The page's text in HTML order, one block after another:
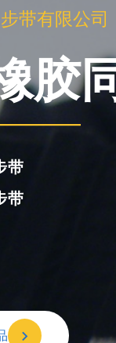
带有限公司
胶
带
带